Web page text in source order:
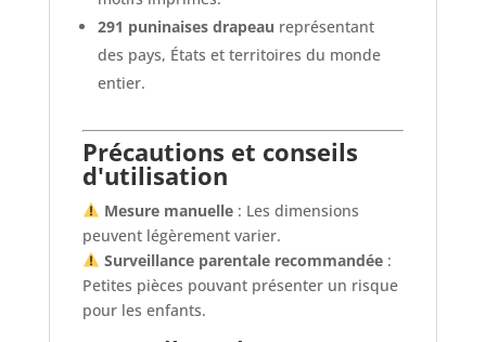
291 puninaises drapeau représentant
des pays, États et territoires du monde
entier.
Précautions et conseils
d'utilisation
Mesure manuelle: Les dimensions
peuvent légèrement varier.
Surveillance parentale recommandée:
Petites pièces pouvant présenter un risque
pour les enfants.